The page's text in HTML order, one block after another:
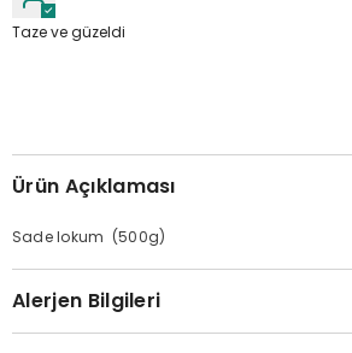
Taze ve güzeldi
Ürün Açıklaması
Sade lokum (500g)
Alerjen Bilgileri